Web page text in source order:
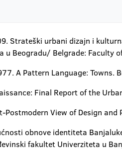
Strateški urbani dizajn i
Beogradu/ Belgrade: Faculty
A Pattern Language:
Final Report of the
View of Design and
obnove identiteta
fakultet Univerziteta u